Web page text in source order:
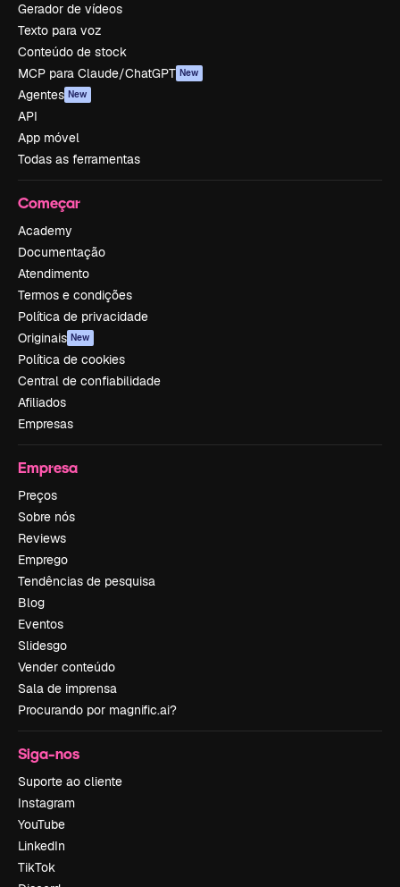
Gerador de vídeos
Texto para voz
Conteúdo de stock
MCP para Claude/ChatGPT New
Agentes New
API
App móvel
Todas as ferramentas
Começar
Academy
Documentação
Atendimento
Termos e condições
Política de privacidade
Originais New
Política de cookies
Central de confiabilidade
Afiliados
Empresas
Empresa
Preços
Sobre nós
Reviews
Emprego
Tendências de pesquisa
Blog
Eventos
Slidesgo
Vender conteúdo
Sala de imprensa
Procurando por magnific.ai?
Siga-nos
Suporte ao cliente
Instagram
YouTube
LinkedIn
TikTok